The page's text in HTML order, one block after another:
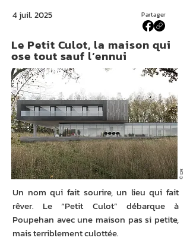
Partager
4 juil. 2025
Le Petit Culot, la maison qui
ose tout sauf l’ennui
© DR
Un nom qui fait sourire, un lieu qui fait
rêver. Le “Petit Culot” débarque à
Poupehan avec une maison pas si petite,
mais terriblement culottée.